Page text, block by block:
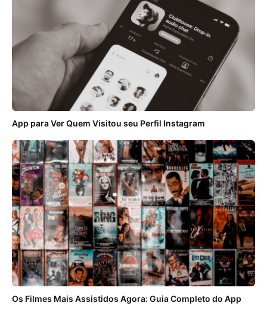
App para Ver Quem Visitou seu Perfil Instagram
Os Filmes Mais Assistidos Agora: Guia Completo do App